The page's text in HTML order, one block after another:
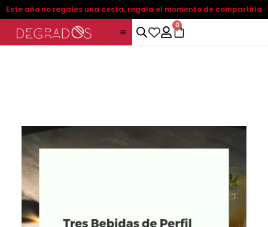
al
contenido
Este año no regales una cesta, regala el momento de compartirla
0
C
a